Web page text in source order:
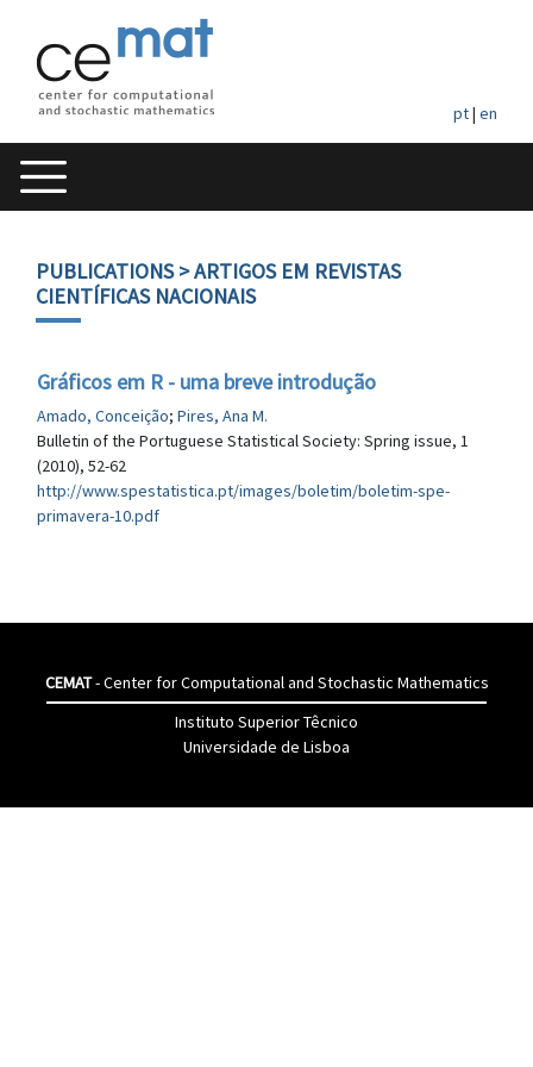
pt| en
PUBLICATIONS> ARTIGOS EM REVISTAS
CIENTÍFICAS NACIONAIS
Gráficos em R - uma breve introdução
Amado, Conceição; Pires, Ana M.
Bulletin of the Portuguese Statistical Society: Spring issue, 1
(2010), 52-62
http://www.spestatistica.pt/images/boletim/boletim-spe-
primavera-10.pdf
CEMAT- Center for Computational and Stochastic Mathematics
Instituto Superior Têcnico
Universidade de Lisboa